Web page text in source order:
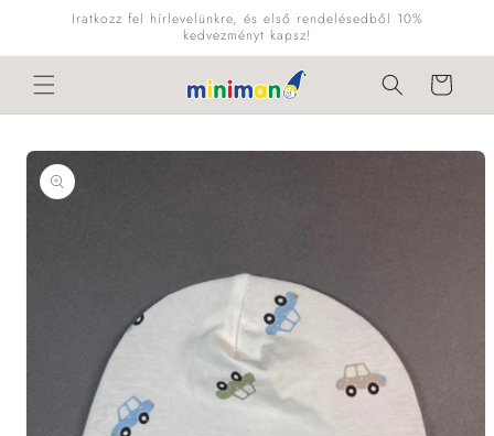
Ugrás aIratkozz fel hírlevelünkre, és első rendelésedből 10%
kedvezményt kapsz!
Kosár
Kihagyás, és
ugrás a
termékadatokra